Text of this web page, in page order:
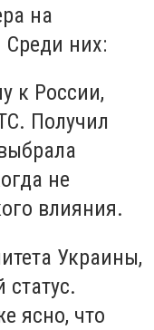
на
них:
к России,
Получил
не
влияния.
Украины,
ясно, что